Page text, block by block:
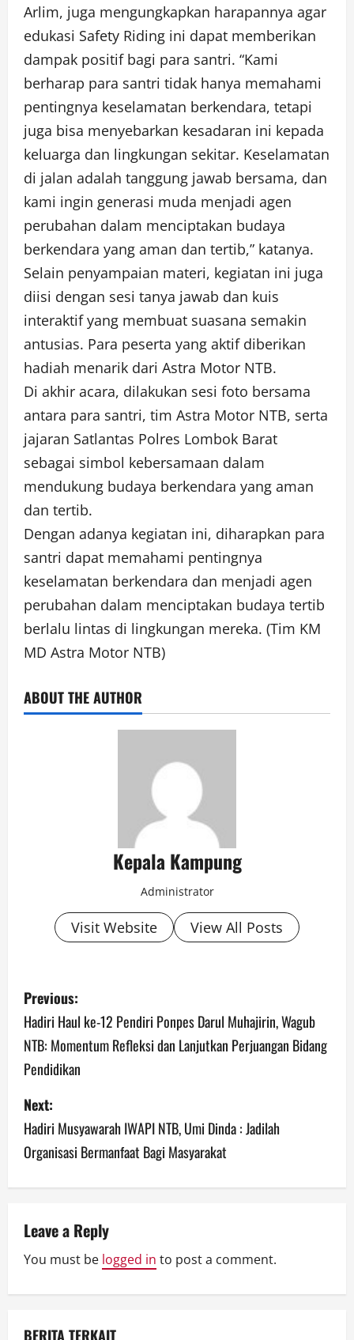
Arlim, juga mengungkapkan harapannya agar
edukasi Safety Riding ini dapat memberikan
dampak positif bagi para santri. “Kami
berharap para santri tidak hanya memahami
pentingnya keselamatan berkendara, tetapi
juga bisa menyebarkan kesadaran ini kepada
keluarga dan lingkungan sekitar. Keselamatan
di jalan adalah tanggung jawab bersama, dan
kami ingin generasi muda menjadi agen
perubahan dalam menciptakan budaya
berkendara yang aman dan tertib,” katanya.
Selain penyampaian materi, kegiatan ini juga
diisi dengan sesi tanya jawab dan kuis
interaktif yang membuat suasana semakin
antusias. Para peserta yang aktif diberikan
hadiah menarik dari Astra Motor NTB.
Di akhir acara, dilakukan sesi foto bersama
antara para santri, tim Astra Motor NTB, serta
jajaran Satlantas Polres Lombok Barat
sebagai simbol kebersamaan dalam
mendukung budaya berkendara yang aman
dan tertib.
Dengan adanya kegiatan ini, diharapkan para
santri dapat memahami pentingnya
keselamatan berkendara dan menjadi agen
perubahan dalam menciptakan budaya tertib
berlalu lintas di lingkungan mereka. (Tim KM
MD Astra Motor NTB)
ABOUT THE AUTHOR
Kepala Kampung
Administrator
Visit Website View All Posts
P
o
s
n
a
v
i
g
a
t
Previous:
Hadiri Haul ke-12 Pendiri Ponpes Darul Muhajirin, Wagub
NTB: Momentum Refleksi dan Lanjutkan Perjuangan Bidang
Pendidikan
Next:
Hadiri Musyawarah IWAPI NTB, Umi Dinda : Jadilah
Organisasi Bermanfaat Bagi Masyarakat
Leave a Reply
You must be logged in to post a comment.
BERITA TERKAIT